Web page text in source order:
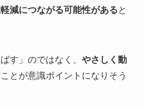
減につながる可能性がある と
す」のではなく、 やさしく動
ことが意識ポイントになりそう